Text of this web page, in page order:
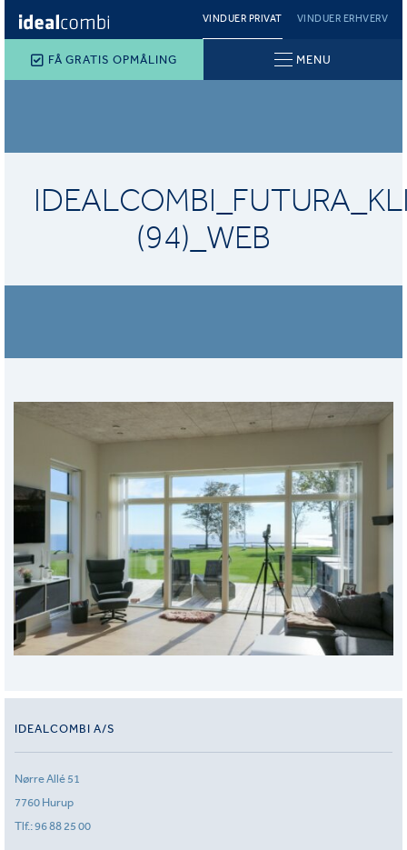
VINDUER PRIVAT VINDUER ERHVERV
FÅ GRATIS OPMÅLING MENU
(94)_WEB
IDEALCOMBI A/S
Nørre Allé 51
7760 Hurup
Tlf.:96 88 25 00